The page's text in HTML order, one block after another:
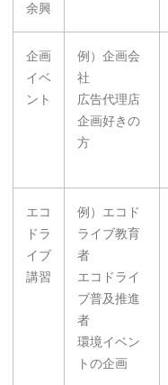
余興
企画
イベ
ント
例）企画会
社
広告代理店
企画好きの
方
エコ
ドラ
イブ
講習
例）エコド
ライブ教育
者
エコドライ
ブ普及推進
者
環境イベン
トの企画